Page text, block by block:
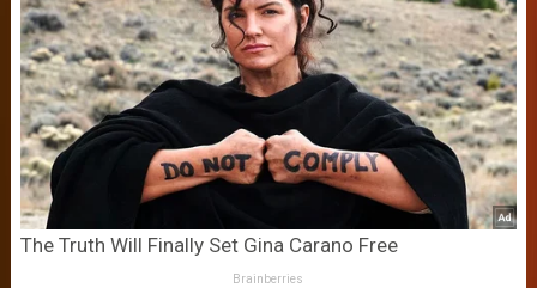
The Truth Will Finally Set Gina Carano Free
Brainberries